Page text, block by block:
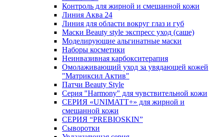
Контроль для жирной и смешанной кожи
Линия Аква 24
Линия для области вокруг глаз и губ
Маски Beauty style экспресс уход (саше)
Моделирующие альгинатные маски
Наборы косметики
Неинвазивная карбокситерапия
Омолаживающий уход за увядающей кожей
"Матриксил Актив"
Патчи Beauty Style
Серия "Harmony" для чувствительной кожи
СЕРИЯ «UNIMATT+» для жирной и
смешанной кожи
СЕРИЯ “PREBIOSKIN”
Сыворотки